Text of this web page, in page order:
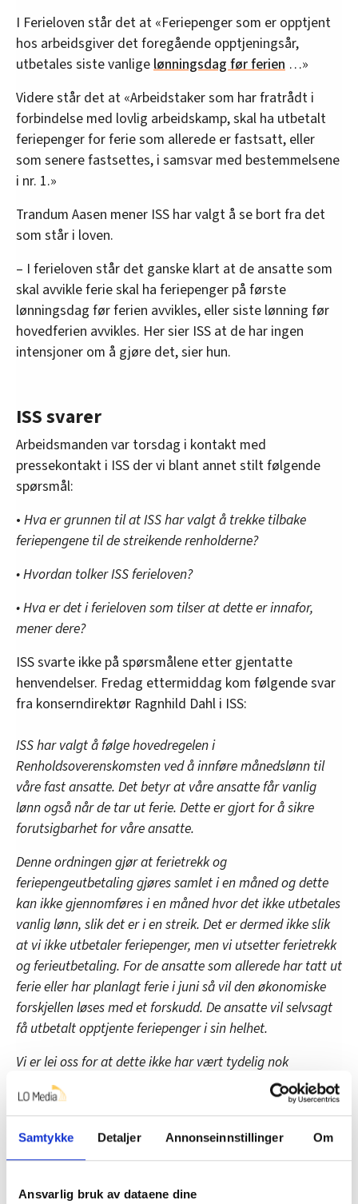
Samtykke Detaljer Annonseinnstillinger Om
Ansvarlig bruk av dataene dine
I Ferieloven står det at «Feriepenger som er opptjent
hos arbeidsgiver det foregående opptjeningsår,
utbetales siste vanlige lønningsdag før ferien …»
Videre står det at «Arbeidstaker som har fratrådt i
forbindelse med lovlig arbeidskamp, skal ha utbetalt
feriepenger for ferie som allerede er fastsatt, eller
som senere fastsettes, i samsvar med bestemmelsene
i nr. 1.»
Trandum Aasen mener ISS har valgt å se bort fra det
som står i loven.
– I ferieloven står det ganske klart at de ansatte som
skal avvikle ferie skal ha feriepenger på første
lønningsdag før ferien avvikles, eller siste lønning før
hovedferien avvikles. Her sier ISS at de har ingen
intensjoner om å gjøre det, sier hun.
ISS svarer
Arbeidsmanden var torsdag i kontakt med
pressekontakt i ISS der vi blant annet stilt følgende
spørsmål:
• Hva er grunnen til at ISS har valgt å trekke tilbake
feriepengene til de streikende renholderne?
• Hvordan tolker ISS ferieloven?
• Hva er det i ferieloven som tilser at dette er innafor,
mener dere?
ISS svarte ikke på spørsmålene etter gjentatte
henvendelser. Fredag ettermiddag kom følgende svar
fra konserndirektør Ragnhild Dahl i ISS:
ISS har valgt å følge hovedregelen i
Renholdsoverenskomsten ved å innføre månedslønn til
våre fast ansatte. Det betyr at våre ansatte får vanlig
lønn også når de tar ut ferie. Dette er gjort for å sikre
forutsigbarhet for våre ansatte.
Denne ordningen gjør at ferietrekk og
feriepengeutbetaling gjøres samlet i en måned og dette
kan ikke gjennomføres i en måned hvor det ikke utbetales
vanlig lønn, slik det er i en streik. Det er dermed ikke slik
at vi ikke utbetaler feriepenger, men vi utsetter ferietrekk
og ferieutbetaling. For de ansatte som allerede har tatt ut
ferie eller har planlagt ferie i juni så vil den økonomiske
forskjellen løses med et forskudd. De ansatte vil selvsagt
få utbetalt opptjente feriepenger i sin helhet.
Vi er lei oss for at dette ikke har vært tydelig nok
kommunisert overfor våre ansatte, men dette er gjort for
å sikre den beste mulige løsningen under
tydelig internt i organisasjonen, og har i tillegg åpnet en
egen lønnstelefon, slik at ansatte skal kunne få svar på
spørsmål de måtte ha knyttet til sin individuelle situasjon.